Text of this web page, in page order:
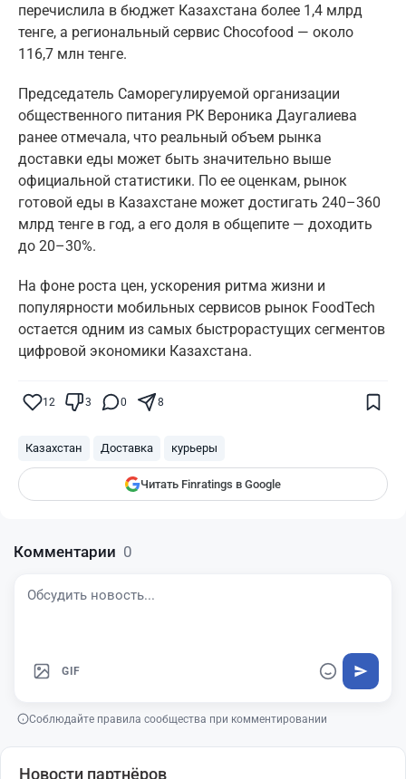
перечислила в бюджет Казахстана более 1,4 млрд
тенге, а региональный сервис Chocofood — около
116,7 млн тенге.
Председатель Саморегулируемой организации
общественного питания РК Вероника Даугалиева
ранее отмечала, что реальный объем рынка
доставки еды может быть значительно выше
официальной статистики. По ее оценкам, рынок
готовой еды в Казахстане может достигать 240–360
млрд тенге в год, а его доля в общепите — доходить
до 20–30%.
На фоне роста цен, ускорения ритма жизни и
популярности мобильных сервисов рынок FoodTech
остается одним из самых быстрорастущих сегментов
цифровой экономики Казахстана.
12 3 0 8
Казахстан Доставка курьеры
Читать Finratings в Google
показываться вам
Комментарии 0
GIF
Соблюдайте правила сообщества при комментировании